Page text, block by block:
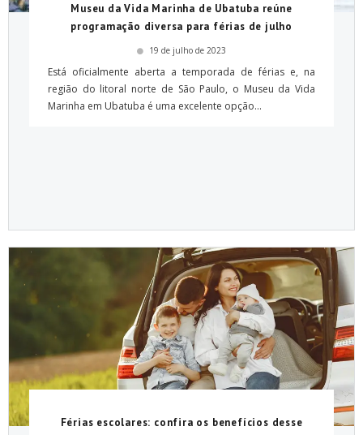
Museu da Vida Marinha de Ubatuba reúne
programação diversa para férias de julho
19 de julho de 2023
Está oficialmente aberta a temporada de férias e, na
região do litoral norte de São Paulo, o Museu da Vida
Marinha em Ubatuba é uma excelente opção...
Férias escolares: confira os benefícios desse